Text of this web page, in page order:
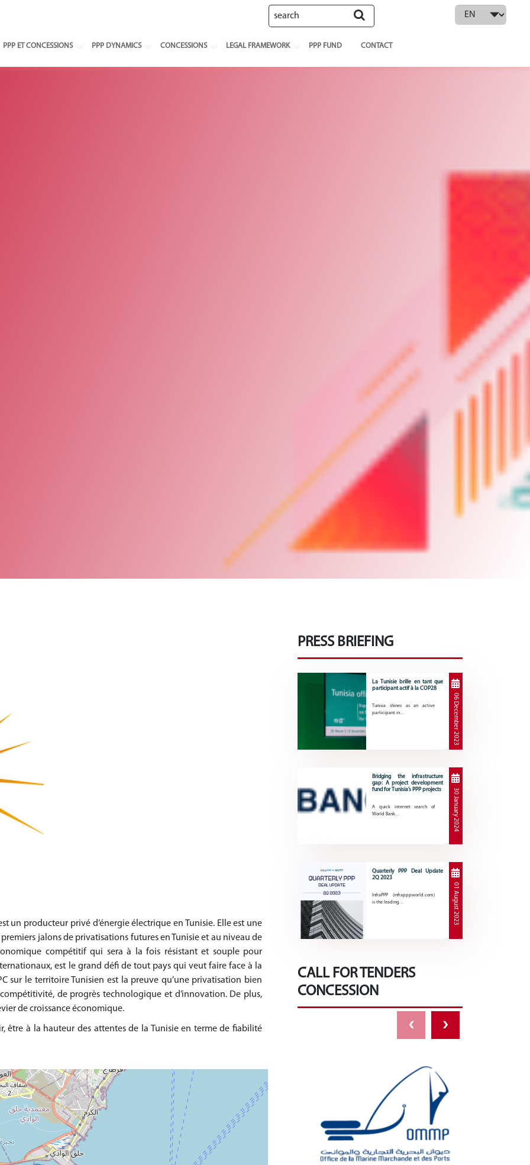
Select your language
PPP ET CONCESSIONS PPP DYNAMICS CONCESSIONS LEGAL FRAMEWORK PPP FUND CONTACT
un producteur privé d’énergie électrique en Tunisie. Elle est une
jalons de privatisations futures en Tunisie et au niveau de
compétitif qui sera à la fois résistant et souple pour
est le grand défi de tout pays qui veut faire face à la
sur le territoire Tunisien est la preuve qu’une privatisation bien
de progrès technologique et d’innovation. De plus,
de croissance économique.
être à la hauteur des attentes de la Tunisie en terme de fiabilité
PRESS BRIEFING
La Tunisie brille en tant que
participant actif à la COP28
Tunisia shines as an active
participant in…
06 December 2023
Bridging the infrastructure
gap: A project development
fund for Tunisia’s PPP projects
A quick internet search of
World Bank…
30 January 2024
Quarterly PPP Deal Update
2Q 2023
InfraPPP (infrapppworld.com)
is the leading…
01 August 2023
CALL FOR TENDERS
CONCESSION
‹ ›